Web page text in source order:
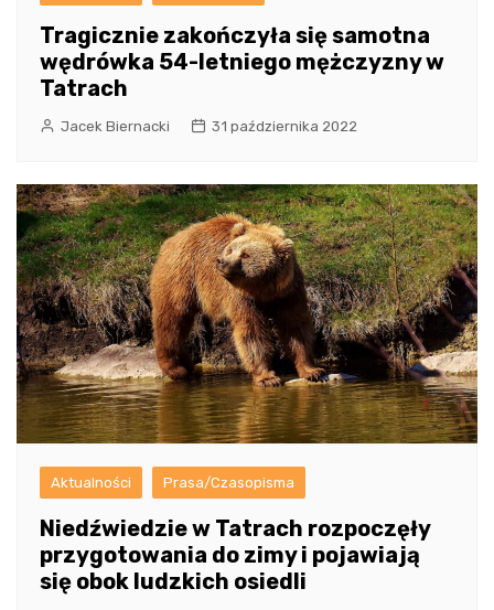
Tragicznie zakończyła się samotna
wędrówka 54-letniego mężczyzny w
Tatrach
Jacek Biernacki 31 października 2022
Aktualności Prasa/Czasopisma
Niedźwiedzie w Tatrach rozpoczęły
przygotowania do zimy i pojawiają
się obok ludzkich osiedli